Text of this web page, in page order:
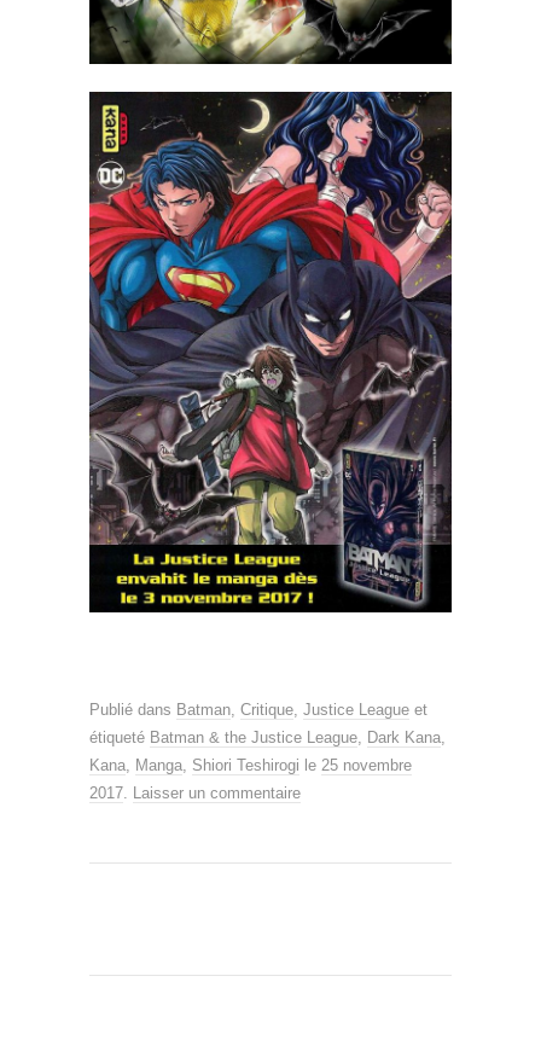
Publié dans Batman, Critique, Justice League et
étiqueté Batman & the Justice League, Dark Kana,
Kana, Manga, Shiori Teshirogi le 25 novembre
2017. Laisser un commentaire